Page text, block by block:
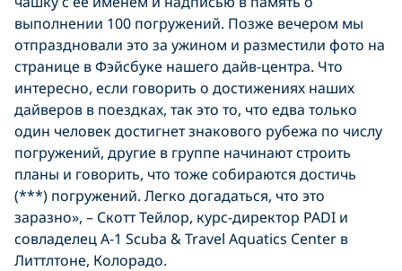
выполнении 100 погружений. Позже вечером мы
отпраздновали это за ужином и разместили фото на
странице в Фэйсбуке нашего дайв-центра. Что
интересно, если говорить о достижениях наших
дайверов в поездках, так это то, что едва только
один человек достигнет знакового рубежа по числу
погружений, другие в группе начинают строить
планы и говорить, что тоже собираются достичь
(***) погружений. Легко догадаться, что это
заразно», – Скотт Тейлор, курс-директор PADI и
совладелец A-1 Scuba & Travel Aquatics Center в
Литтлтоне, Колорадо.